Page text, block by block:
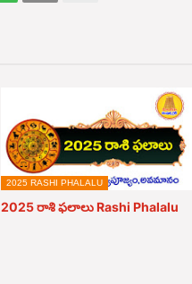
2025 RASHI PHALALU
2025 రాశి ఫలాలు Rashi Phalalu